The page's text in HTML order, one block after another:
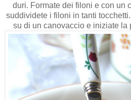
duri. Formate dei filoni e con un
suddividete i filoni in tanti
su di un canovaccio e iniziate la